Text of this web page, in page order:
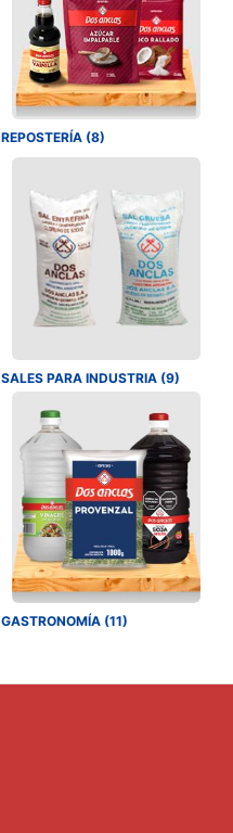
REPOSTERÍA (8)
SALES PARA INDUSTRIA (9)
GASTRONOMÍA (11)